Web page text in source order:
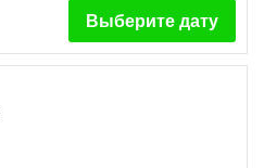
Выберите дату